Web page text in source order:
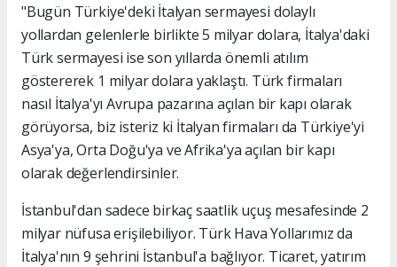
"Bugün Türkiye'deki İtalyan sermayesi dolaylı
yollardan gelenlerle birlikte 5 milyar dolara, İtalya'daki
Türk sermayesi ise son yıllarda önemli atılım
göstererek 1 milyar dolara yaklaştı. Türk firmaları
nasıl İtalya'yı Avrupa pazarına açılan bir kapı olarak
görüyorsa, biz isteriz ki İtalyan firmaları da Türkiye'yi
Asya'ya, Orta Doğu'ya ve Afrika'ya açılan bir kapı
olarak değerlendirsinler.
İstanbul'dan sadece birkaç saatlik uçuş mesafesinde 2
milyar nüfusa erişilebiliyor. Türk Hava Yollarımız da
İtalya'nın 9 şehrini İstanbul'a bağlıyor. Ticaret, yatırım